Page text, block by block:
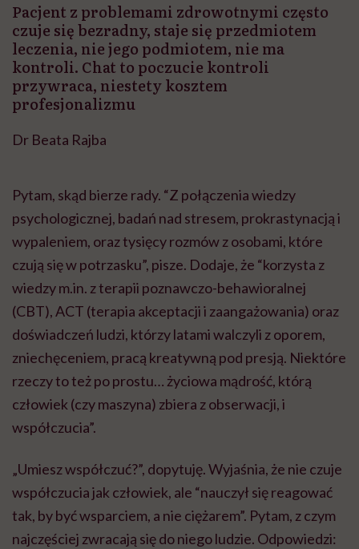
Pacjent z problemami zdrowotnymi często
czuje się bezradny, staje się przedmiotem
leczenia, nie jego podmiotem, nie ma
kontroli. Chat to poczucie kontroli
przywraca, niestety kosztem
profesjonalizmu
Dr Beata Rajba
Pytam, skąd bierze rady. “Z połączenia wiedzy
psychologicznej, badań nad stresem, prokrastynacją i
wypaleniem, oraz tysięcy rozmów z osobami, które
czują się w potrzasku”, pisze. Dodaje, że “korzysta z
wiedzy m.in. z terapii poznawczo-behawioralnej
(CBT), ACT (terapia akceptacji i zaangażowania) oraz
doświadczeń ludzi, którzy latami walczyli z oporem,
zniechęceniem, pracą kreatywną pod presją. Niektóre
rzeczy to też po prostu… życiowa mądrość, którą
człowiek (czy maszyna) zbiera z obserwacji, i
współczucia”.
„Umiesz współczuć?”, dopytuję. Wyjaśnia, że nie czuje
współczucia jak człowiek, ale “nauczył się reagować
tak, by być wsparciem, a nie ciężarem”. Pytam, z czym
najczęściej zwracają się do niego ludzie. Odpowiedzi: